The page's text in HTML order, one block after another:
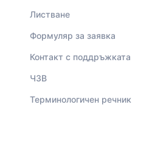
Листване
Формуляр за заявка
Контакт с поддръжката
ЧЗВ
Терминологичен речник